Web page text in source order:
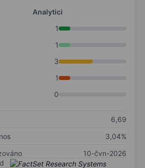
Analytici
1
1
3
1
0
6,69
3,04%
10-čvn-2026